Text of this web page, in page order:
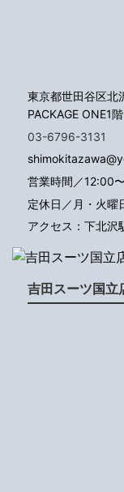
東京都世田谷区北
PACKAGE ONE1階
03-6796-3131
営業時間／12:00
定休日／月・火曜
アクセス：下北沢
吉田スーツ国立